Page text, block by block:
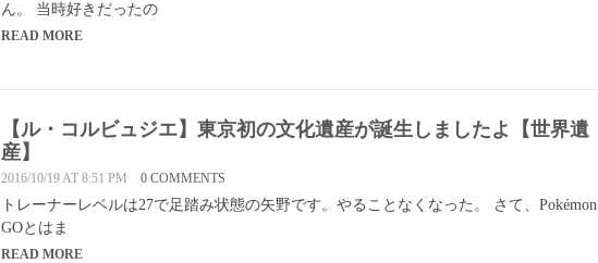
ん。 当時好きだったの
READ MORE
【ル・コルビュジエ】東京初の文化遺産が誕生しましたよ【世界遺
産】
2016/10/19 AT 8:51 PM 0 COMMENTS
トレーナーレベルは27で足踏み状態の矢野です。やることなくなった。 さて、Pokémon
GOとはま
READ MORE